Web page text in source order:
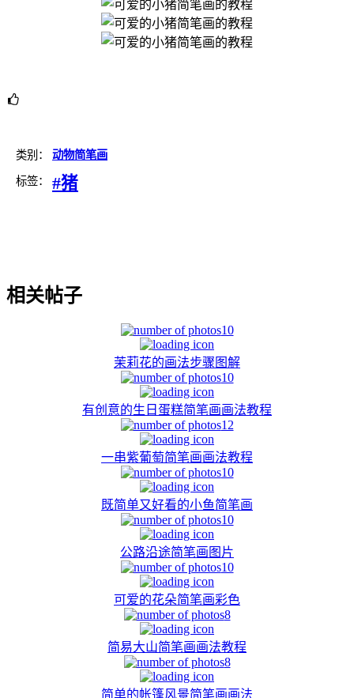
类别： 动物简笔画
标签： #猪
相关帖子
10
茉莉花的画法步骤图解
10
有创意的生日蛋糕简笔画画法教程
12
一串紫葡萄简笔画画法教程
10
既简单又好看的小鱼简笔画
10
公路沿途简笔画图片
10
可爱的花朵简笔画彩色
8
简易大山简笔画画法教程
8
简单的帐篷风景简笔画画法